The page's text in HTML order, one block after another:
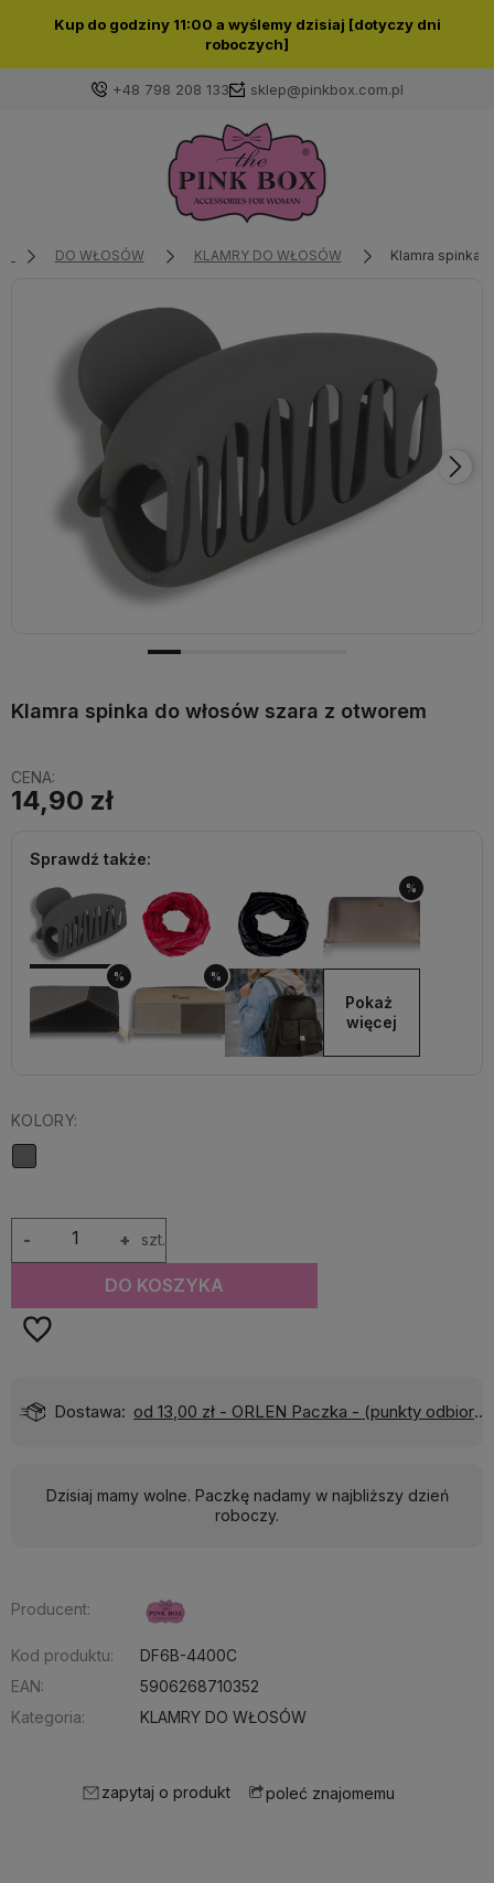
Kup do godziny 11:00 a wyślemy dzisiaj [dotyczy dni
roboczych]
+48 798 208 133 sklep@pinkbox.com.pl
Zaloguj się
zaloguj się, aby przywrócić dodane produkty do listy
z poprzedniej sesji.
DO WŁOSÓW KLAMRY DO WŁOSÓW Klamra spinka
Klamra spinka do włosów szara z otworem
CENA:
14,90 zł
Sprawdź także:
%
% %
Pokaż
więcej
KOLORY:
+
- szt.
DO KOSZYKA
Dostawa: od 13,00 zł - ORLEN Paczka - (punkty odbioru)
Dzisiaj mamy wolne. Paczkę nadamy w najbliższy dzień
roboczy.
Producent:
Kod produktu:
DF6B-4400C
EAN:
5906268710352
Kategoria:
KLAMRY DO WŁOSÓW
zapytaj o produkt poleć znajomemu